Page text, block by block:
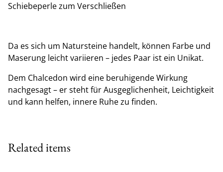
Schiebeperle zum Verschließen
Da es sich um Natursteine handelt, können Farbe und
Maserung leicht variieren – jedes Paar ist ein Unikat.
Dem Chalcedon wird eine beruhigende Wirkung
nachgesagt – er steht für Ausgeglichenheit, Leichtigkeit
und kann helfen, innere Ruhe zu finden.
Related items